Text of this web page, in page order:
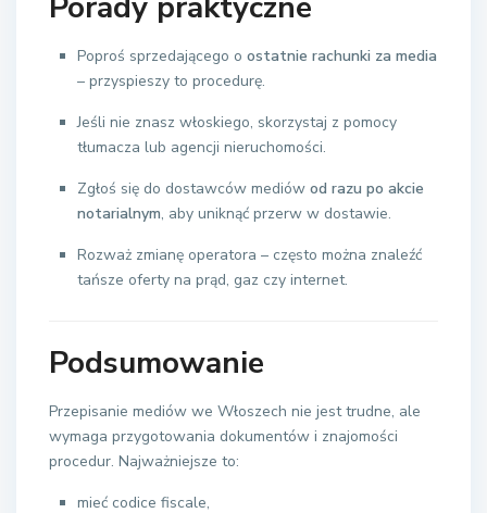
Poproś sprzedającego o ostatnie rachunki za media
– przyspieszy to procedurę.
Jeśli nie znasz włoskiego, skorzystaj z pomocy
tłumacza lub agencji nieruchomości.
Zgłoś się do dostawców mediów od razu po akcie
notarialnym, aby uniknąć przerw w dostawie.
Rozważ zmianę operatora – często można znaleźć
tańsze oferty na prąd, gaz czy internet.
Podsumowanie
Przepisanie mediów we Włoszech nie jest trudne, ale
wymaga przygotowania dokumentów i znajomości
procedur. Najważniejsze to:
mieć codice fiscale,